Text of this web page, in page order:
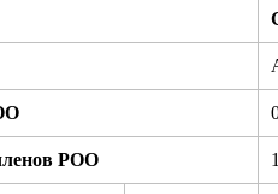
РОО